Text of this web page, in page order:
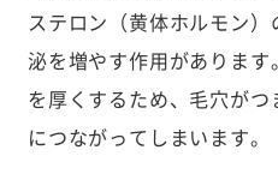
ステロン（黄体ホルモン
泌を増やす作用がありま
を厚くするため、毛穴が
につながってしまいます。